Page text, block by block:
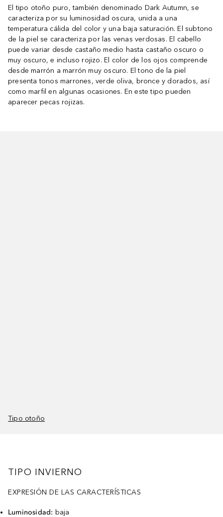
El tipo otoño puro, también denominado Dark Autumn, se
caracteriza por su luminosidad oscura, unida a una
temperatura cálida del color y una baja saturación. El subtono
de la piel se caracteriza por las venas verdosas. El cabello
puede variar desde castaño medio hasta castaño oscuro o
muy oscuro, e incluso rojizo. El color de los ojos comprende
desde marrón a marrón muy oscuro. El tono de la piel
presenta tonos marrones, verde oliva, bronce y dorados, así
como marfil en algunas ocasiones. En este tipo pueden
aparecer pecas rojizas.
Tipo otoño
TIPO INVIERNO
EXPRESIÓN DE LAS CARACTERÍSTICAS
Luminosidad: baja